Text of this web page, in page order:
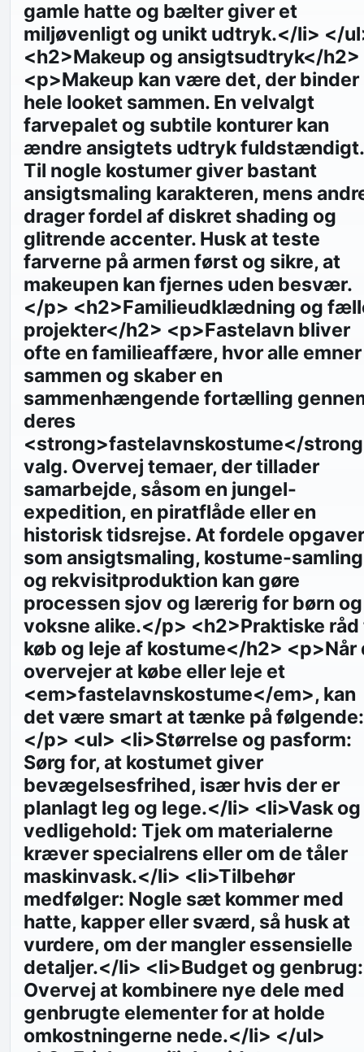
gamle hatte og bælter giver et
miljøvenligt og unikt udtryk.</li> </
<h2>Makeup og ansigtsudtryk</h2>
<p>Makeup kan være det, der binder
hele looket sammen. En velvalgt
farvepalet og subtile konturer kan
ændre ansigtets udtryk fuldstændigt.
Til nogle kostumer giver bastant
ansigtsmaling karakteren, mens
drager fordel af diskret shading og
glitrende accenter. Husk at teste
farverne på armen først og sikre, at
makeupen kan fjernes uden besvær.
</p> <h2>Familieudklædning og
projekter</h2> <p>Fastelavn bliver
ofte en familieaffære, hvor alle emner
sammen og skaber en
sammenhængende fortælling
deres
<strong>fastelavnskostume</
valg. Overvej temaer, der tillader
samarbejde, såsom en jungel-
expedition, en piratflåde eller en
historisk tidsrejse. At fordele opgaver
som ansigtsmaling, kostume-samling
og rekvisitproduktion kan gøre
processen sjov og lærerig for børn og
voksne alike.</p> <h2>Praktiske råd
køb og leje af kostume</h2> <p>Når
overvejer at købe eller leje et
<em>fastelavnskostume</em>, kan
det være smart at tænke på følgende:
</p> <ul> <li>Størrelse og pasform:
Sørg for, at kostumet giver
bevægelsesfrihed, især hvis der er
planlagt leg og lege.</li> <li>Vask og
vedligehold: Tjek om materialerne
kræver specialrens eller om de tåler
maskinvask.</li> <li>Tilbehør
medfølger: Nogle sæt kommer med
hatte, kapper eller sværd, så husk at
vurdere, om der mangler essensielle
detaljer.</li> <li>Budget og genbrug:
Overvej at kombinere nye dele med
genbrugte elementer for at holde
omkostningerne nede.</li> </ul>